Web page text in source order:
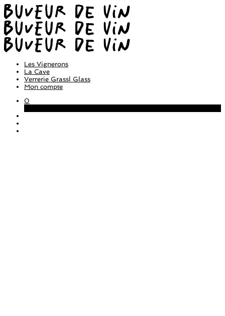
Les Vignerons
La Cave
Verrerie Grassl Glass
Mon compte
0